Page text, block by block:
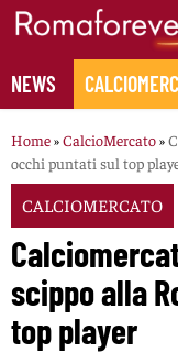
Skip
content
NEWS
Home»CalcioMercato»
occhi puntati sul top
CALCIOMERCATO
scippo alla
top player